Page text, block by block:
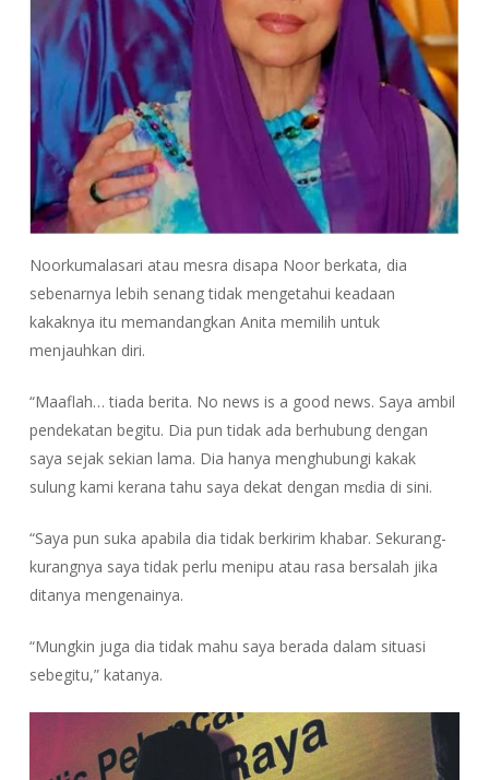
Noorkumalasari atau mesra disapa Noor berkata, dia
sebenarnya lebih senang tidak mengetahui keadaan
kakaknya itu memandangkan Anita memilih untuk
menjauhkan diri.
“Maaflah… tiada berita. No news is a good news. Saya ambil
pendekatan begitu. Dia pun tidak ada berhubung dengan
saya sejak sekian lama. Dia hanya menghubungi kakak
sulung kami kerana tahu saya dekat dengan mɛdia di sini.
“Saya pun suka apabila dia tidak berkirim khabar. Sekurang-
kurangnya saya tidak perlu menipu atau rasa bersalah jika
ditanya mengenainya.
“Mungkin juga dia tidak mahu saya berada dalam situasi
sebegitu,” katanya.